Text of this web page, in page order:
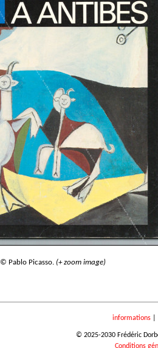
© Pablo Picasso. (+ zoom image)
informations|
© 2025-2030 Frédéric
Conditions